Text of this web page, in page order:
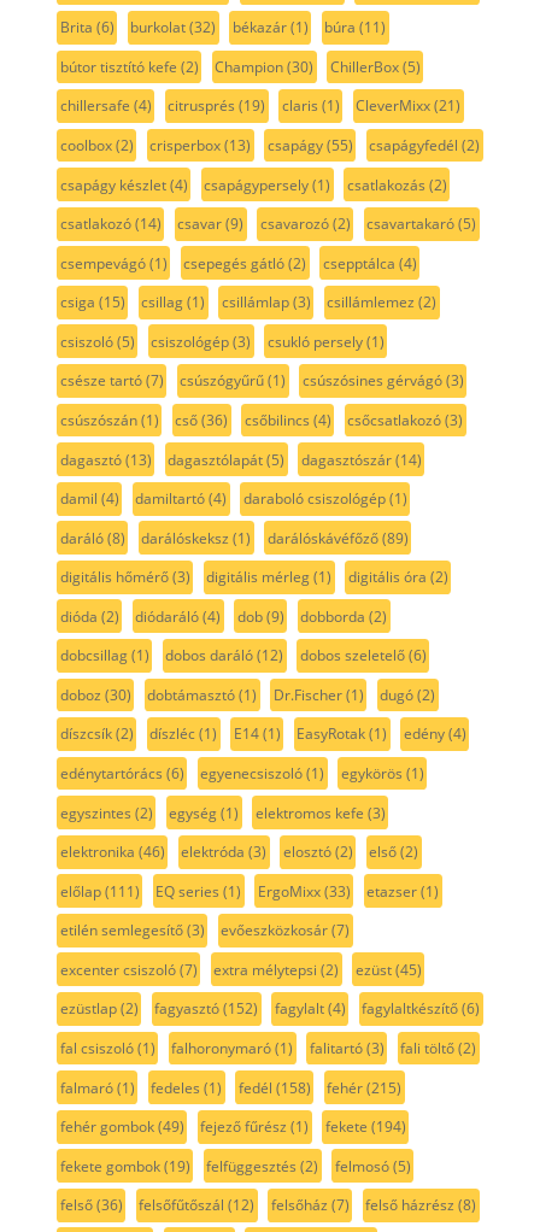
Brita (6) burkolat(32) békazár(1) búra (11)
bútor tisztító kefe (2) Champion(30) ChillerBox(5)
chillersafe (4) citrusprés (19) claris (1) CleverMixx(21)
coolbox(2) crisperbox(13) csapágy(55) csapágyfedél (2)
csapágy készlet(4) csapágypersely(1) csatlakozás (2)
csatlakozó(14) csavar(9) csavarozó(2) csavartakaró(5)
csempevágó(1) csepegés gátló(2) csepptálca (4)
csiga (15) csillag(1) csillámlap(3) csillámlemez (2)
csiszoló(5) csiszológép(3) csukló persely(1)
csésze tartó(7) csúszógyűrű(1) csúszósines gérvágó(3)
csúszószán(1) cső(36) csőbilincs (4) csőcsatlakozó(3)
dagasztó(13) dagasztólapát(5) dagasztószár(14)
damil (4) damiltartó(4) daraboló csiszológép(1)
daráló(8) darálóskeksz (1) darálóskávéfőző(89)
digitális hőmérő(3) digitális mérleg(1) digitális óra (2)
dióda (2) diódaráló(4) dob(9) dobborda (2)
dobcsillag(1) dobos daráló(12) dobos szeletelő(6)
doboz (30) dobtámasztó(1) Dr.Fischer(1) dugó(2)
díszcsík(2) díszléc(1) E14(1) EasyRotak(1) edény(4)
edénytartórács (6) egyenecsiszoló(1) egykörös (1)
egyszintes (2) egység(1) elektromos kefe (3)
elektronika (46) elektróda (3) elosztó(2) első(2)
előlap(111) EQ series (1) ErgoMixx(33) etazser(1)
etilén semlegesítő(3) evőeszközkosár(7)
excenter csiszoló(7) extra mélytepsi (2) ezüst(45)
ezüstlap(2) fagyasztó(152) fagylalt(4) fagylaltkészítő(6)
fal csiszoló(1) falhoronymaró(1) falitartó(3) fali töltő(2)
falmaró(1) fedeles (1) fedél (158) fehér(215)
fehér gombok(49) fejező fűrész (1) fekete (194)
fekete gombok(19) felfüggesztés (2) felmosó(5)
felső(36) felsőfűtőszál (12) felsőház (7) felső házrész (8)